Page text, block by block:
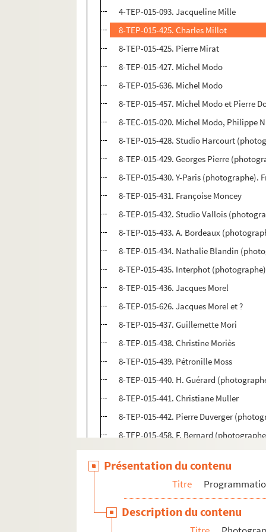
4-TEP-015-093. Jacqueline Mille
8-TEP-015-425. Charles Millot
8-TEP-015-425. Pierre Mirat
8-TEP-015-427. Michel Modo
8-TEP-015-636. Michel Modo
8-TEP-015-457. Michel Modo et Pierre
8-TEC-015-020. Michel Modo, Philippe
8-TEP-015-428. Studio Harcourt
8-TEP-015-429. Georges Pierre
8-TEP-015-430. Y-Paris (photographe).
8-TEP-015-431. Françoise Moncey
8-TEP-015-432. Studio Vallois
8-TEP-015-433. A. Bordeaux
8-TEP-015-434. Nathalie Blandin
8-TEP-015-435. Interphot
8-TEP-015-436. Jacques Morel
8-TEP-015-626. Jacques Morel et ?
8-TEP-015-437. Guillemette Mori
8-TEP-015-438. Christine Moriès
8-TEP-015-439. Pétronille Moss
8-TEP-015-440. H. Guérard
8-TEP-015-441. Christiane Muller
8-TEP-015-442. Pierre Duverger
8-TEP-015-458. F. Bernard
8-TEP-015-443. Gérard Neveu
8-TEP-015-445. Jack Touroute
8-TEP-015-446. Guy Naigeon
8-TEP-015-459. François Darras
4-TEP-015-094. Chance (photographe).
Présentation du contenu
Titre
Description du contenu